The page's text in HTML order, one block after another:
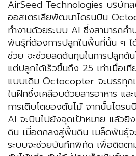
AirSeed Technologies บริษัทส
ออสเตรเลียพัฒนาโดรนบิน
ทำงานด้วยระบบ AI ซึ่งสามารถค
พันธุ์ที่ต้องการปลูกในพื้นที่นั้น ๆ ไ
ช่วย จะช่วยลดต้นทุนในการปลูกต้
แต่ปลูกได้เร็วขึ้นถึง 25 เท่าเมื่อเ
แบบเดิม Octocopter จะบรรทุ
ในฝักซึ่งเคลือบด้วยสารอาหาร แล
การเติบโตของต้นไม้ จากนั้นโดร
AI จะบินไปยังจุดเป้าหมาย แล้วยิ
ดิน เมื่อตกลงสู่พื้นดิน เมล็ดพันธุ์จ
ระบบจะช่วยบันทึกพิกัด เพื่อติดตา